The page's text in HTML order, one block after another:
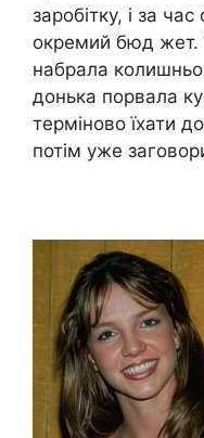
заробітку, і за
окремий бюд жет.
набрала
донька порвала
терміново їхати
потім уже